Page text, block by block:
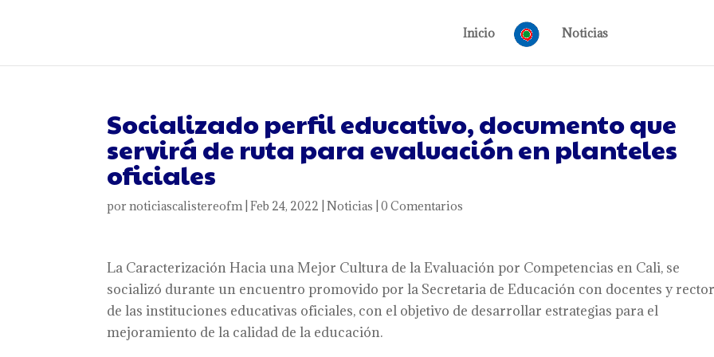
Inicio Noticias
Socializado perfil educativo, documento que
servirá de ruta para evaluación en planteles
oficiales
pornoticiascalistereofm|Feb 24, 2022 |Noticias |0 Comentarios
La Caracterización Hacia una Mejor Cultura de la Evaluación por Competencias en Cali, se
socializó durante un encuentro promovido por la Secretaria de Educación con docentes y
de las instituciones educativas oficiales, con el objetivo de desarrollar estrategias para el
mejoramiento de la calidad de la educación.